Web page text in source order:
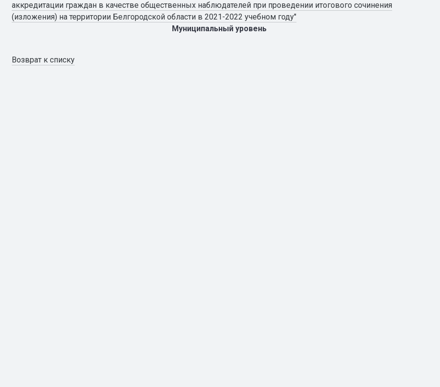
аккредитации граждан в качестве общественных наблюдателей при проведении итогового сочинения
(изложения) на территории Белгородской области в 2021-2022 учебном году"
Муниципальный уровень
Возврат к списку